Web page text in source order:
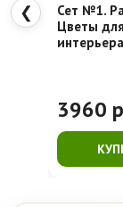
❮
Сет №1.
Цветы для
3960